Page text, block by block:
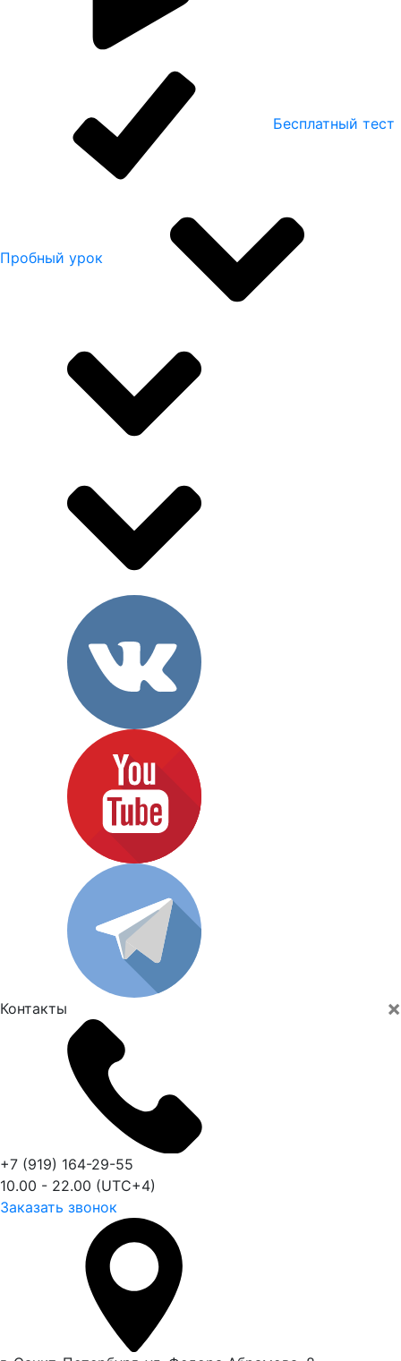
Бесплатный тест
Пробный урок
×
Контакты
+7 (919) 164-29-55
10.00 - 22.00 (UTC+4)
Заказать звонок